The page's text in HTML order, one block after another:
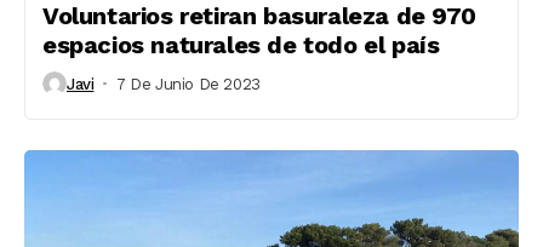
Voluntarios retiran basuraleza de 970
espacios naturales de todo el país
Javi 7 De Junio De 2023